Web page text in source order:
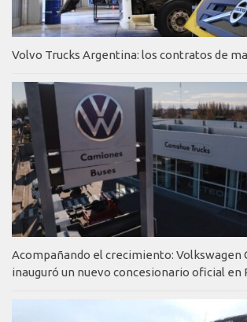
Volvo Trucks Argentina: los contratos de
Acompañando el crecimiento: Volkswagen
inauguró un nuevo concesionario oficial en